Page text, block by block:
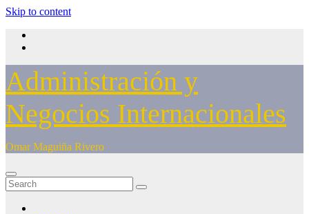
Skip to content
Administración y
Negocios Internacionales
Omar Maguiña Rivero